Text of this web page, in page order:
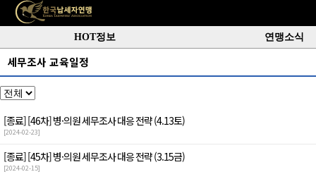
HOT정보 연맹소식
세무조사 교육일정
[종료][46차] 병·의원 세무조사 대응 전략 (4.13토)
[2024-02-23]
[종료][45차] 병·의원 세무조사 대응 전략 (3.15금)
[2024-02-15]